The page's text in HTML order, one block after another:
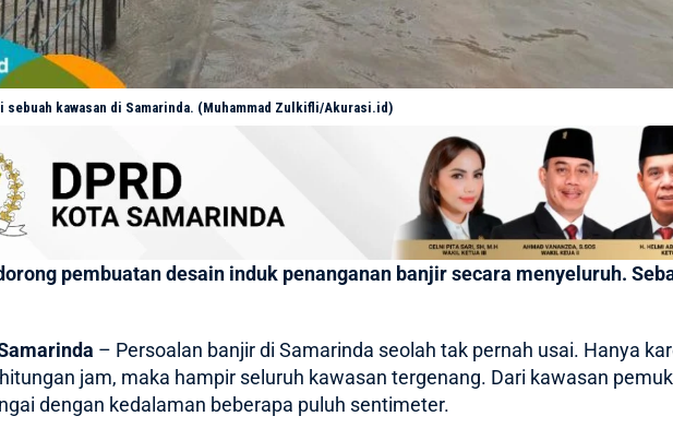
sebuah kawasan di Samarinda. (Muhammad Zulkifli/Akurasi.id)
pembuatan desain induk penanganan banjir secara menyeluruh.
– Persoalan banjir di Samarinda seolah tak pernah usai. Hanya
jam, maka hampir seluruh kawasan tergenang. Dari kawasan
dengan kedalaman beberapa puluh sentimeter.